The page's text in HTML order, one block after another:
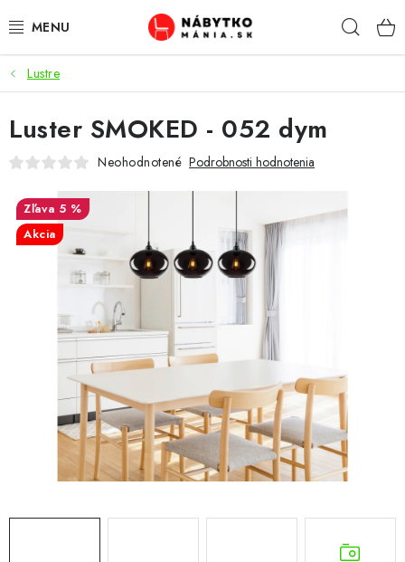
na
VÝPREDAJ
NOVINKY
OBÝVACIA IZBA
KUCHYŇA
PREDSIENE
PRACOVŇA / KANCELÁRIA
DETSKÉ A ŠTUDENTSKÉ
Lustre
Luster SMOKED - 052 dym
Neohodnotené Podrobnosti hodnotenia
5 %
Akcia